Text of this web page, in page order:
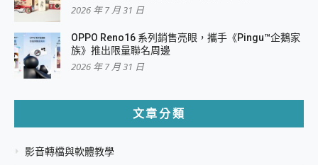
2026 年 7 月 31 日
OPPO Reno16 系列銷售亮眼，攜手《Pingu™企鵝家
族》推出限量聯名周邊
2026 年 7 月 31 日
文章分類
影音轉檔與軟體教學